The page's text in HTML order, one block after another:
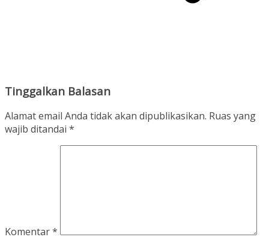
Tinggalkan Balasan
Alamat email Anda tidak akan dipublikasikan. Ruas yang
wajib ditandai *
Komentar*